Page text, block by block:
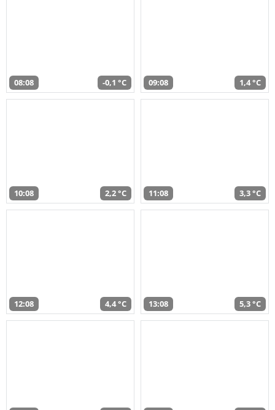
08:08 -0,1 °C 09:08 1,4 °C
10:08 2,2 °C 11:08 3,3 °C
12:08 4,4 °C 13:08 5,3 °C